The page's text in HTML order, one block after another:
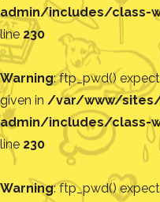
admin/includes/class-
line 230
Warning: ftp_pwd()
given in /var/www/sites/
admin/includes/class-
line 230
Warning: ftp_pwd()